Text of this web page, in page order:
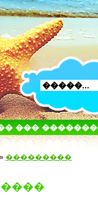
��� �������
���� �����
» ���������